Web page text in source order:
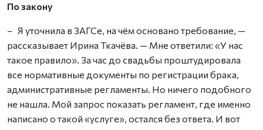
По закону
– Я уточнила в ЗАГСе, на чём основано требование, —
рассказывает Ирина Ткачёва. — Мне ответили: «У нас
такое правило». За час до свадьбы проштудировала
все нормативные документы по регистрации брака,
административные регламенты. Но ничего подобного
не нашла. Мой запрос показать регламент, где именно
написано о такой «услуге», остался без ответа. И вот